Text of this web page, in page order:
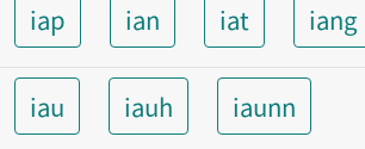
iap
ian iat iang
iau iauh iaunn